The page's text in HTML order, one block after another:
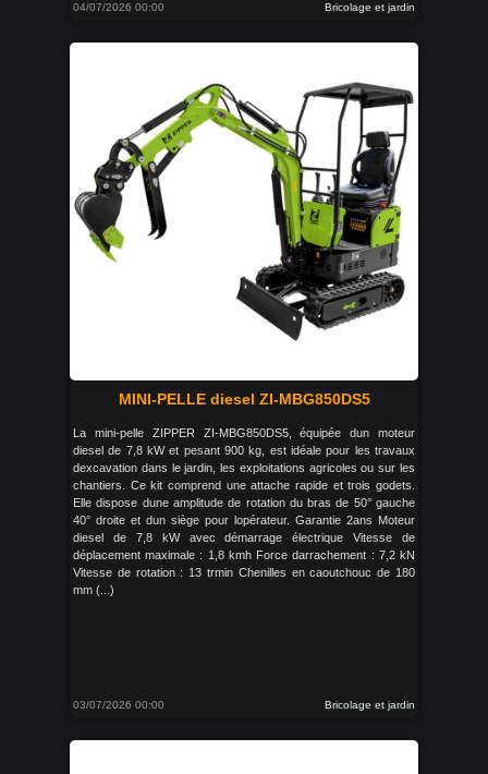
04/07/2026 00:00 Bricolage et jardin
MINI-PELLE diesel ZI-MBG850DS5
La mini-pelle ZIPPER ZI-MBG850DS5, équipée dun moteur
diesel de 7,8 kW et pesant 900 kg, est idéale pour les travaux
dexcavation dans le jardin, les exploitations agricoles ou sur les
chantiers. Ce kit comprend une attache rapide et trois godets.
Elle dispose dune amplitude de rotation du bras de 50° gauche
40° droite et dun siège pour lopérateur. Garantie 2ans Moteur
diesel de 7,8 kW avec démarrage électrique Vitesse de
déplacement maximale : 1,8 kmh Force darrachement : 7,2 kN
Vitesse de rotation : 13 trmin Chenilles en caoutchouc de 180
mm (...)
03/07/2026 00:00 Bricolage et jardin